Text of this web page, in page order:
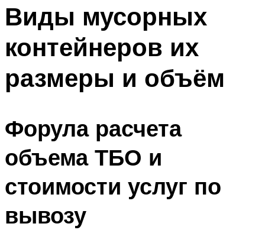
Виды мусорных
контейнеров их
размеры и объём
Форула расчета
объема ТБО и
стоимости услуг по
вывозу